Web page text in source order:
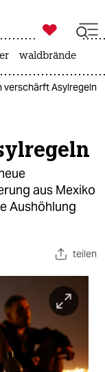

taz zahl ich
waldbrände
verschärft Asylregeln
aus Mexiko
Aushöhlung
teilen